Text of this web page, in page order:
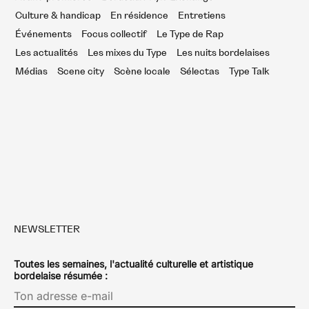
Culture & handicap
En résidence
Entretiens
Événements
Focus collectif
Le Type de Rap
Les actualités
Les mixes du Type
Les nuits bordelaises
Médias
Scene city Scène locale Sélectas Type Talk
NEWSLETTER
Toutes les semaines, l'actualité culturelle et artistique
bordelaise résumée :